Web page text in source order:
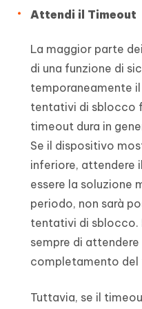
Attendi il Timeout
La maggior parte
di una funzione di
temporaneamente
tentativi di sblocco
timeout dura in
Se il dispositivo
inferiore, attendere
essere la soluzione
periodo, non sarà
tentativi di sblocco.
sempre di
completamento del
Tuttavia, se il